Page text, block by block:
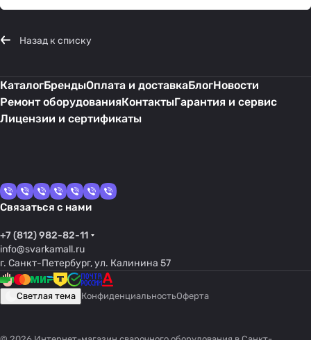
Назад к списку
КаталогБрендыОплата и доставкаБлогНовости
Ремонт оборудованияКонтактыГарантия и сервис
Лицензии и сертификаты
Связаться с нами
+7 (812) 982-82-11
info@svarkamall.ru
г. Санкт-Петербург, ул. Калинина 57
Светлая тема КонфиденциальностьОферта